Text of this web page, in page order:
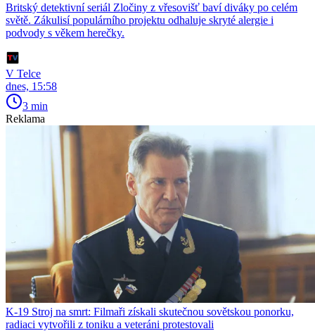
Britský detektivní seriál Zločiny z vřesovišť baví diváky po celém
světě. Zákulisí populárního projektu odhaluje skryté alergie i
podvody s věkem herečky.
V Telce
dnes, 15:58
3 min
Reklama
K-19 Stroj na smrt: Filmaři získali skutečnou sovětskou ponorku,
radiaci vytvořili z toniku a veteráni protestovali